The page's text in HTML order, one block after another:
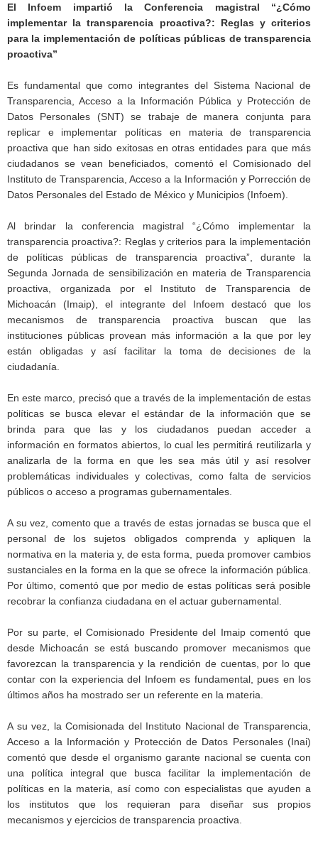
El Infoem impartió la Conferencia magistral “¿Cómo
implementar la transparencia proactiva?: Reglas y criterios
para la implementación de políticas públicas de transparencia
proactiva”
Es fundamental que como integrantes del Sistema Nacional de
Transparencia, Acceso a la Información Pública y Protección de
Datos Personales (SNT) se trabaje de manera conjunta para
replicar e implementar políticas en materia de transparencia
proactiva que han sido exitosas en otras entidades para que más
ciudadanos se vean beneficiados, comentó el Comisionado del
Instituto de Transparencia, Acceso a la Información y Porrección de
Datos Personales del Estado de México y Municipios (Infoem).
Al brindar la conferencia magistral “¿Cómo implementar la
transparencia proactiva?: Reglas y criterios para la implementación
de políticas públicas de transparencia proactiva”, durante la
Segunda Jornada de sensibilización en materia de Transparencia
proactiva, organizada por el Instituto de Transparencia de
Michoacán (Imaip), el integrante del Infoem destacó que los
mecanismos de transparencia proactiva buscan que las
instituciones públicas provean más información a la que por ley
están obligadas y así facilitar la toma de decisiones de la
ciudadanía.
En este marco, precisó que a través de la implementación de estas
políticas se busca elevar el estándar de la información que se
brinda para que las y los ciudadanos puedan acceder a
información en formatos abiertos, lo cual les permitirá reutilizarla y
analizarla de la forma en que les sea más útil y así resolver
problemáticas individuales y colectivas, como falta de servicios
públicos o acceso a programas gubernamentales.
A su vez, comento que a través de estas jornadas se busca que el
personal de los sujetos obligados comprenda y apliquen la
normativa en la materia y, de esta forma, pueda promover cambios
sustanciales en la forma en la que se ofrece la información pública.
Por último, comentó que por medio de estas políticas será posible
recobrar la confianza ciudadana en el actuar gubernamental.
Por su parte, el Comisionado Presidente del Imaip comentó que
desde Michoacán se está buscando promover mecanismos que
favorezcan la transparencia y la rendición de cuentas, por lo que
contar con la experiencia del Infoem es fundamental, pues en los
últimos años ha mostrado ser un referente en la materia.
A su vez, la Comisionada del Instituto Nacional de Transparencia,
Acceso a la Información y Protección de Datos Personales (Inai)
comentó que desde el organismo garante nacional se cuenta con
una política integral que busca facilitar la implementación de
políticas en la materia, así como con especialistas que ayuden a
los institutos que los requieran para diseñar sus propios
mecanismos y ejercicios de transparencia proactiva.